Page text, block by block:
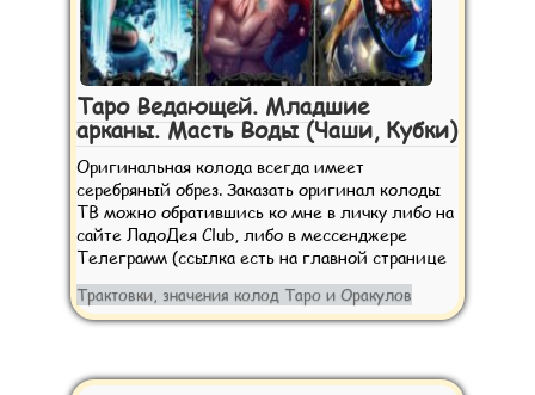
Таро Ведающей. Младшие
арканы. Масть Воды (Чаши, Кубки)
Оригинальная колода всегда имеет
серебряный обрез. Заказать оригинал колоды
ТВ можно обратившись ко мне в личку либо на
сайте ЛадоДея Club, либо в мессенджере
Телеграмм (ссылка есть на главной странице
Трактовки, значения колод Таро и Оракулов